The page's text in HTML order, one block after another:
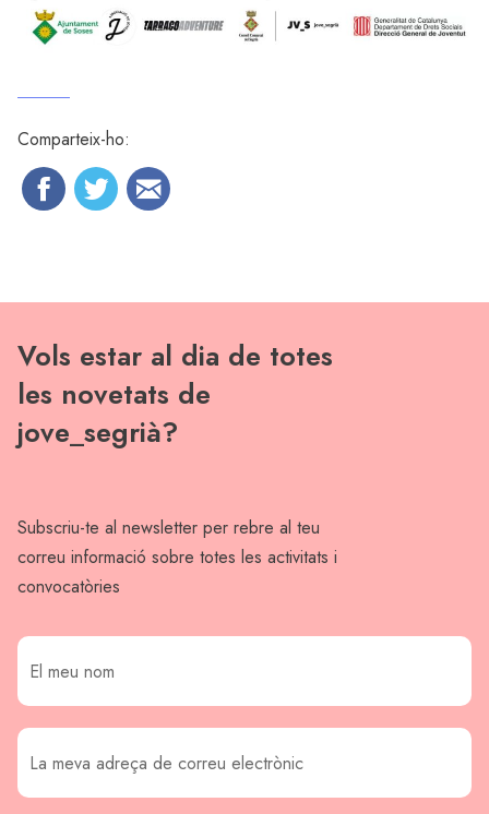
Comparteix-ho:
Vols estar al dia de totes
les novetats de
jove_segrià?
Subscriu-te al newsletter per rebre al teu
correu informació sobre totes les activitats i
convocatòries